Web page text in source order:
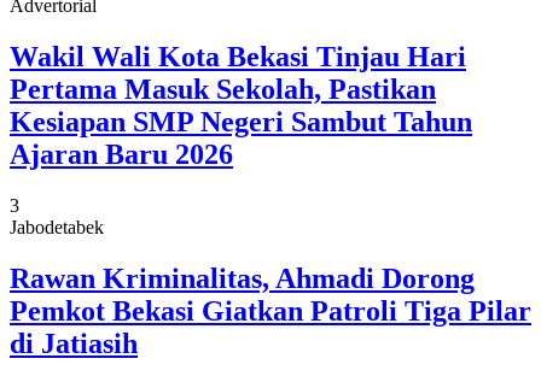
Advertorial
Wakil Wali Kota Bekasi Tinjau Hari
Pertama Masuk Sekolah, Pastikan
Kesiapan SMP Negeri Sambut Tahun
Ajaran Baru 2026
3
Jabodetabek
Rawan Kriminalitas, Ahmadi Dorong
Pemkot Bekasi Giatkan Patroli Tiga Pilar
di Jatiasih